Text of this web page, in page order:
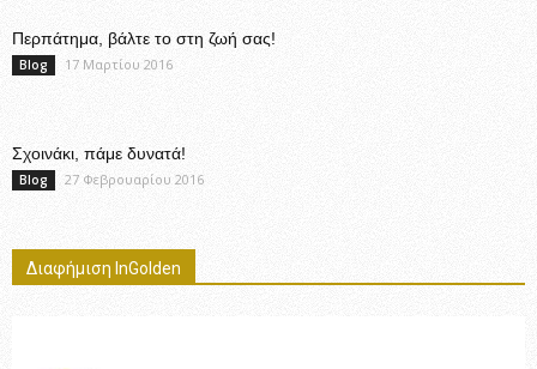
Περπάτημα, βάλτε το στη ζωή σας!
Blog 17 Μαρτίου 2016
Σχοινάκι, πάμε δυνατά!
Blog 27 Φεβρουαρίου 2016
Διαφήμιση InGolden